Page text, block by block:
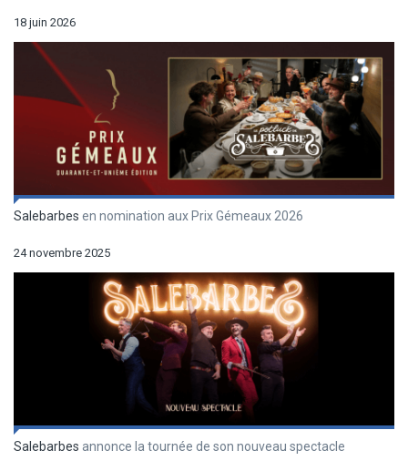
18 juin 2026
Salebarbes en nomination aux Prix Gémeaux 2026
24 novembre 2025
Salebarbes annonce la tournée de son nouveau spectacle